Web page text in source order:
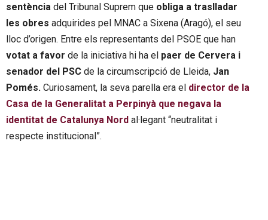
sentència del Tribunal Suprem que obliga a traslladar
les obres adquirides pel MNAC a Sixena (Aragó), el seu
lloc d’origen. Entre els representants del PSOE que han
votat a favor de la iniciativa hi ha el paer de Cervera i
senador del PSC de la circumscripció de Lleida, Jan
Pomés. Curiosament, la seva parella era el director de la
Casa de la Generalitat a Perpinyà que negava la
identitat de Catalunya Nord al·legant “neutralitat i
respecte institucional”.